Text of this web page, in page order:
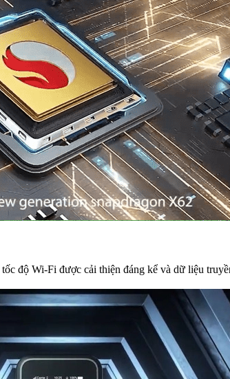
độ Wi-Fi được cải thiện đáng kể và dữ liệu